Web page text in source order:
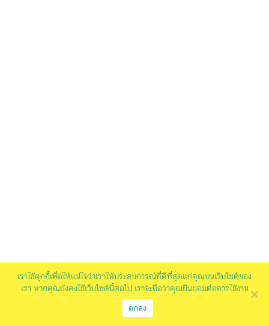
เราใช้คุกกี้เพื่อให้แน่ใจว่าเราให้ประสบการณ์ที่ดีที่สุดแก่คุณบนเว็บไซต์ของ
เรา หากคุณยังคงใช้เว็บไซต์นี้ต่อไป เราจะถือว่าคุณยินยอมต่อการใช้งาน
ตกลง